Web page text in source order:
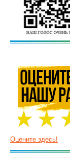
Оцените здесь!